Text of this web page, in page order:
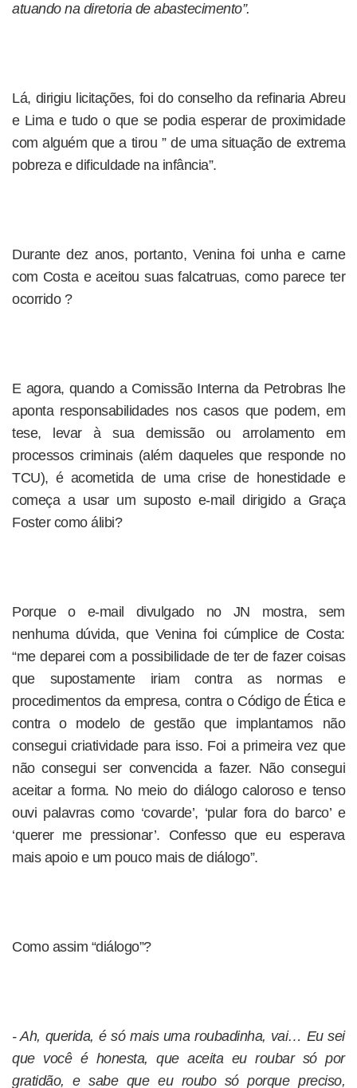
atuando na diretoria de abastecimento”.
Lá, dirigiu licitações, foi do conselho da refinaria Abreu
e Lima e tudo o que se podia esperar de proximidade
com alguém que a tirou ” de uma situação de extrema
pobreza e dificuldade na infância”.
Durante dez anos, portanto, Venina foi unha e carne
com Costa e aceitou suas falcatruas, como parece ter
ocorrido ?
E agora, quando a Comissão Interna da Petrobras lhe
aponta responsabilidades nos casos que podem, em
tese, levar à sua demissão ou arrolamento em
processos criminais (além daqueles que responde no
TCU), é acometida de uma crise de honestidade e
começa a usar um suposto e-mail dirigido a Graça
Foster como álibi?
Porque o e-mail divulgado no JN mostra, sem
nenhuma dúvida, que Venina foi cúmplice de Costa:
“me deparei com a possibilidade de ter de fazer coisas
que supostamente iriam contra as normas e
procedimentos da empresa, contra o Código de Ética e
contra o modelo de gestão que implantamos não
consegui criatividade para isso. Foi a primeira vez que
não consegui ser convencida a fazer. Não consegui
aceitar a forma. No meio do diálogo caloroso e tenso
ouvi palavras como ‘covarde’, ‘pular fora do barco’ e
‘querer me pressionar’. Confesso que eu esperava
mais apoio e um pouco mais de diálogo”.
Como assim “diálogo”?
- Ah, querida, é só mais uma roubadinha, vai… Eu sei
que você é honesta, que aceita eu roubar só por
gratidão, e sabe que eu roubo só porque preciso,